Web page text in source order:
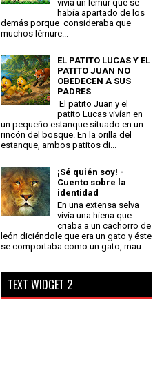
vivía un lémur que se
había apartado de los
demás porque consideraba que
muchos lémure...
EL PATITO LUCAS Y EL
PATITO JUAN NO
OBEDECEN A SUS
PADRES
El patito Juan y el
patito Lucas vivían en
un pequeño estanque situado en un
rincón del bosque. En la orilla del
estanque, ambos patitos di...
¡Sé quién soy! -
Cuento sobre la
identidad
En una extensa selva
vivía una hiena que
criaba a un cachorro de
león diciéndole que era un gato y éste
se comportaba como un gato, mau...
TEXT WIDGET 2